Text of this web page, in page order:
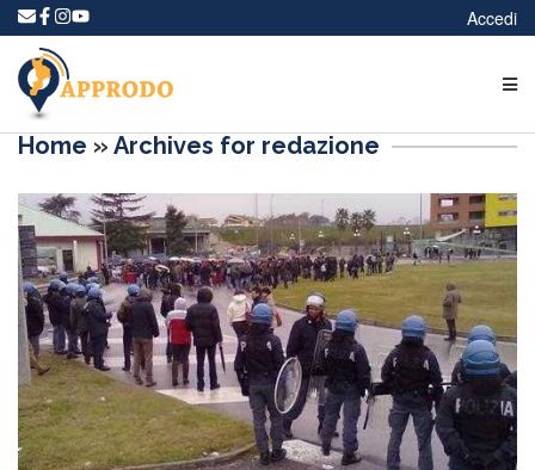
Accedi
Home » Archives for redazione